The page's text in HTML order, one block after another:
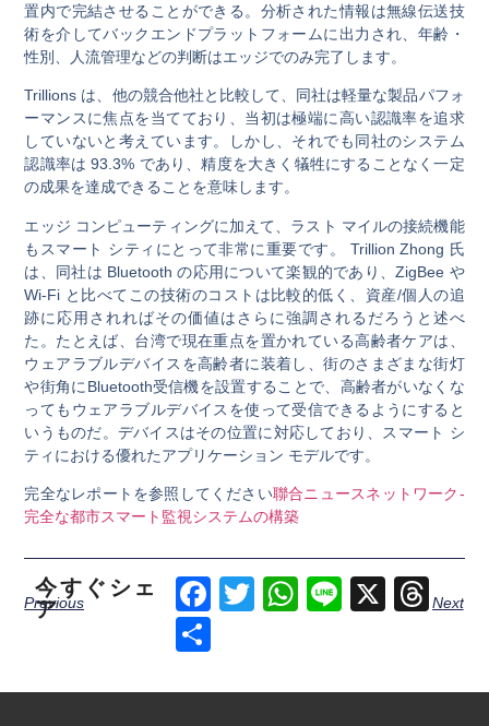
置内で完結させることができる。分析された情報は無線伝送技
術を介してバックエンドプラットフォームに出力され、年齢・
性別、人流管理などの判断はエッジでのみ完了します。
Trillions は、他の競合他社と比較して、同社は軽量な製品パフォ
ーマンスに焦点を当てており、当初は極端に高い認識率を追求
していないと考えています。しかし、それでも同社のシステム
認識率は 93.3% であり、精度を大きく犠牲にすることなく一定
の成果を達成できることを意味します。
エッジ コンピューティングに加えて、ラスト マイルの接続機能
もスマート シティにとって非常に重要です。 Trillion Zhong 氏
は、同社は Bluetooth の応用について楽観的であり、ZigBee や
Wi-Fi と比べてこの技術のコストは比較的低く、資産/個人の追
跡に応用されればその価値はさらに強調されるだろうと述べ
た。たとえば、台湾で現在重点を置かれている高齢者ケアは、
ウェアラブルデバイスを高齢者に装着し、街のさまざまな街灯
や街角にBluetooth受信機を設置することで、高齢者がいなくな
ってもウェアラブルデバイスを使って受信できるようにすると
いうものだ。デバイスはその位置に対応しており、スマート シ
ティにおける優れたアプリケーション モデルです。
完全なレポートを参照してください聯合ニュースネットワーク-
完全な都市スマート監視システムの構築
Previous Next
今すぐシェ
ア Facebook
Twitter
WhatsApp
Line
X